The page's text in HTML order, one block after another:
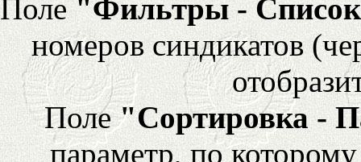
Поле "Фильтры -
номеров синдикатов
Поле"Сортировка -
параметр, по